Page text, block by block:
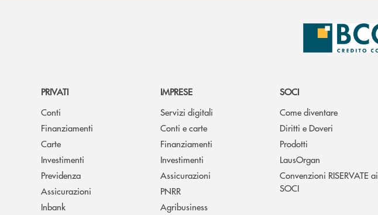
PRIVATI
Conti
Finanziamenti
Carte
Investimenti
Previdenza
Assicurazioni
Inbank
IMPRESE
Servizi digitali
Conti e carte
Finanziamenti
Investimenti
Assicurazioni
PNRR
Agribusiness
SOCI
Come diventare
Diritti e Doveri
Prodotti
LausOrgan
Convenzioni RISERVATE ai
SOCI